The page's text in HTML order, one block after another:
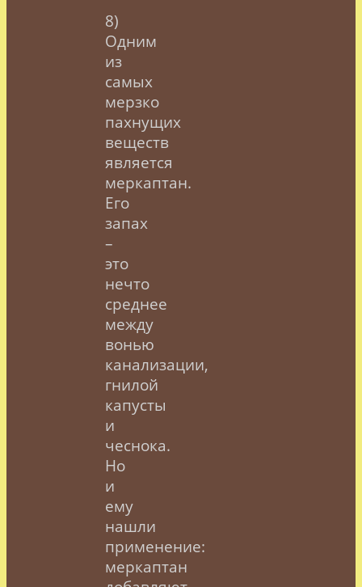
8)
Одним
из
самых
мерзко
пахнущих
веществ
является
меркаптан.
Его
запах
–
это
нечто
среднее
между
вонью
канализации,
гнилой
капусты
и
чеснока.
Но
и
ему
нашли
применение:
меркаптан